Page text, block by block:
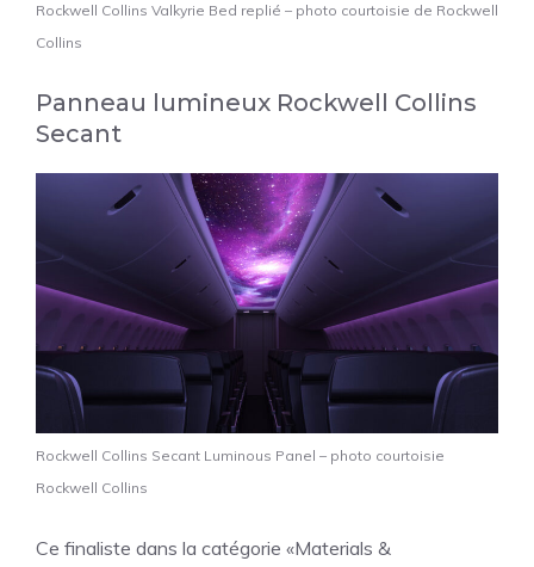
Rockwell Collins Valkyrie Bed replié – photo courtoisie de Rockwell
Collins
Panneau lumineux Rockwell Collins
Secant
Rockwell Collins Secant Luminous Panel – photo courtoisie
Rockwell Collins
Ce finaliste dans la catégorie «Materials &